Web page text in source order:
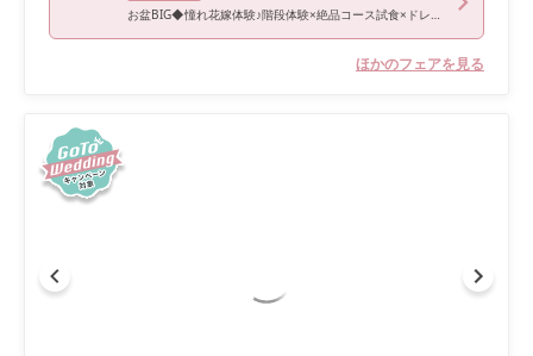
お盆BIG◆憧れ花嫁体験♪階段体験×絶品コース試食×ドレス試着*Amazon1万円＆140万優待
ほかのフェアを見る